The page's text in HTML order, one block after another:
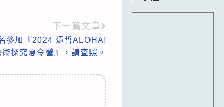
下一篇文章
參加『2024 遠哲ALOHA!
探究夏令營』，請查照。